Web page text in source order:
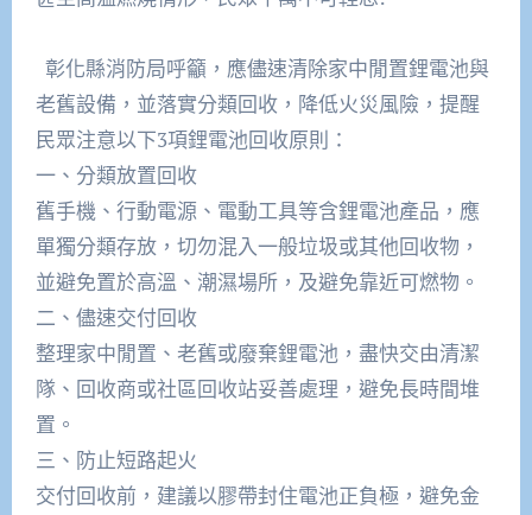
彰化縣消防局呼籲，應儘速清除家中閒置鋰電池與
老舊設備，並落實分類回收，降低火災風險，提醒
民眾注意以下3項鋰電池回收原則：
一、分類放置回收
舊手機、行動電源、電動工具等含鋰電池產品，應
單獨分類存放，切勿混入一般垃圾或其他回收物，
並避免置於高溫、潮濕場所，及避免靠近可燃物。
二、儘速交付回收
整理家中閒置、老舊或廢棄鋰電池，盡快交由清潔
隊、回收商或社區回收站妥善處理，避免長時間堆
置。
三、防止短路起火
交付回收前，建議以膠帶封住電池正負極，避免金